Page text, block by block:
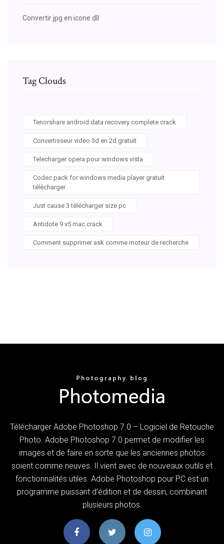
Convertir jpg en icone dll
Tag Clouds
Tenorshare android data recovery complete crack
Convertisseur video 3d en 2d gratuit
Telecharger opera pour windows vista
Codec pack for windows media player gratuit
télécharger
Just cause 3 télécharger size pc
Antidote 9 v5 mac crack
Comment supprimer ask comme moteur de recherche
Télécharger Adobe Photoshop 7.0 – Logiciel de Retouche
Photo. Adobe Photoshop 7.0 permet de modifier les
images et de faire en sorte que les anciennes photos
soient comme neuves. Il vient avec de nouveaux outils et
fonctionnalités utiles. Adobe Photoshop pour PC est un
programme puissant d’édition et de dessin, combinant
plusieurs photos.